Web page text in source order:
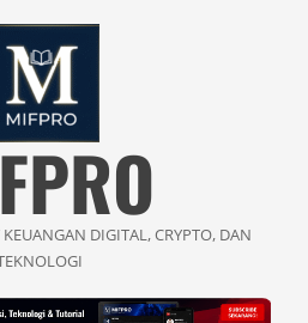
DIGITAL, CRYPTO, DAN